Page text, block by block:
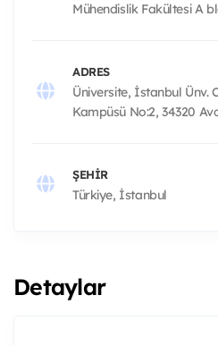
Mühendislik Fakültesi A
ADRES
Üniversite, İstanbul Ünv.
Kampüsü No:2, 34320
ŞEHIR
Türkiye, İstanbul
Detaylar